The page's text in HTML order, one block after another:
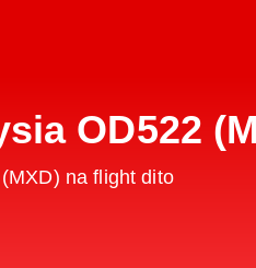
OD522
na flight dito